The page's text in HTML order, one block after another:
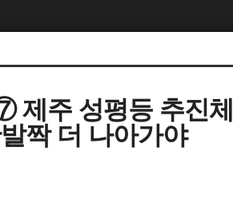
제주 성평등 추진체
짝 더 나아가야